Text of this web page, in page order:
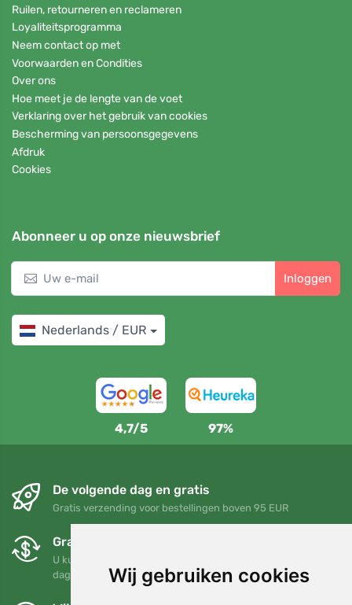
Wij gebruiken cookies
Ruilen, retourneren en reclameren
Loyaliteitsprogramma
Neem contact op met
Voorwaarden en Condities
Over ons
Hoe meet je de lengte van de voet
Verklaring over het gebruik van cookies
Bescherming van persoonsgegevens
Afdruk
Cookies
Abonneer u op onze nieuwsbrief
Inloggen
Nederlands / EUR
4,7/5 97%
De volgende dag en gratis
Gratis verzending voor bestellingen boven 95 EUR
Gratis ruilen en retourneren
U kunt uw bestelling op elk gewenst moment binnen 90
dagen retourneren of ruilen